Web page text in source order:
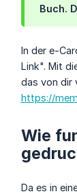
Buch.
In der e-
Link". Mit
das von dir
https://
Wie
Da es in